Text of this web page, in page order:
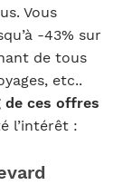
Vous
-43% sur
de tous
etc..
ces offres
l’intérêt :